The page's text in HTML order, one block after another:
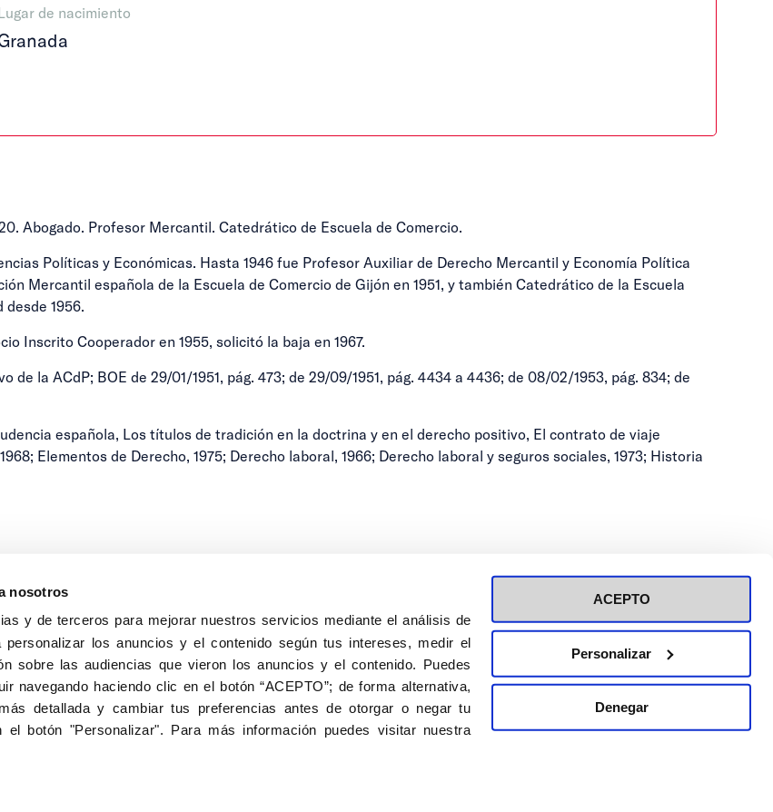
nosotros
y de terceros para mejorar nuestros servicios mediante el análisis de
los anuncios y el contenido según tus intereses, medir el
sobre las audiencias que vieron los anuncios y el contenido. Puedes
navegando haciendo clic en el botón “ACEPTO”; de forma alternativa,
detallada y cambiar tus preferencias antes de otorgar o negar tu
el botón "Personalizar". Para más información puedes visitar nuestra
ACEPTO
Personalizar
Denegar
de nacimiento
Abogado. Profesor Mercantil. Catedrático de Escuela de Comercio.
Políticas y Económicas. Hasta 1946 fue Profesor Auxiliar de Derecho Mercantil y Economía Política
Mercantil española de la Escuela de Comercio de Gijón en 1951, y también Catedrático de la Escuela
1956.
Inscrito Cooperador en 1955, solicitó la baja en 1967.
de la ACdP; BOE de 29/01/1951, pág. 473; de 29/09/1951, pág. 4434 a 4436; de 08/02/1953, pág. 834; de
española, Los títulos de tradición en la doctrina y en el derecho positivo, El contrato de viaje
Elementos de Derecho, 1975; Derecho laboral, 1966; Derecho laboral y seguros sociales, 1973; Historia
Aviso Legal Inscripción a eventos
Política de privacidad de RRSS
Política de cookies